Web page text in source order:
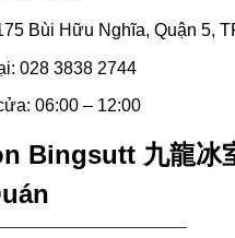
Bùi Hữu Nghĩa, Quận 5,
028 3838 2744
06:00 – 12:00
Bingsutt 九龍冰